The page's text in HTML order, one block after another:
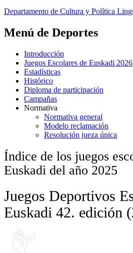
Departamento de Cultura y Política
Menú de Deportes
Introducción
Juegos Escolares de Euskadi 2026
Estadísticas
Histórico
Diploma de participación
Campañas
Normativa
Normativa general
Modelo reclamación
Resolución jueza única
Índice de los juegos
Euskadi del año 2025
Juegos Deportivos
Euskadi 42. edición